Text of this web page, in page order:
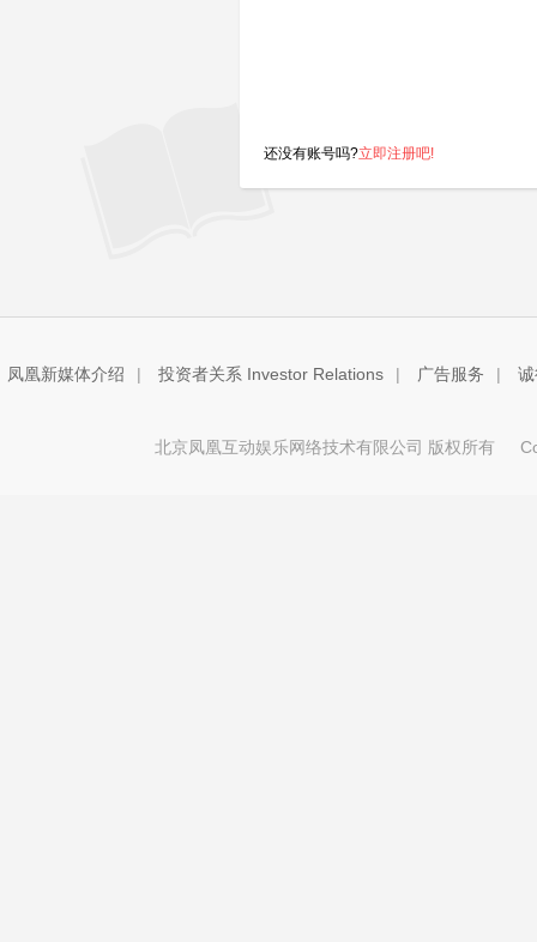
还没有账号吗?立即注册吧!
凤凰新媒体介绍 | 投资者关系 Investor Relations | 广告服务 |
北京凤凰互动娱乐网络技术有限公司 版权所有